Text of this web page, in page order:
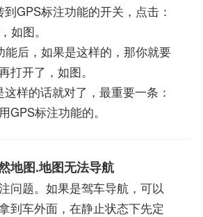
GPS标注功能的开关，点击：
如图。
能后，如果是这样的，那你就要
打开了，如图。
样的话就对了，最重要一条：
GPS标注功能的。
地图.地图无法导航
问题。如果是驾车导航，可以
到车外面，在静止状态下先定